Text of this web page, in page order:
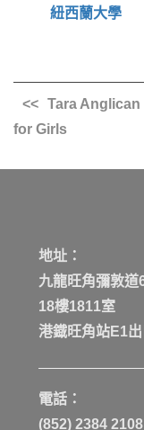
紐西蘭大學
Tara Anglican
for Girls
地址：
九龍旺角彌敦道
18樓1811室
港鐡旺角站E1出
電話：
(852) 2384 2108